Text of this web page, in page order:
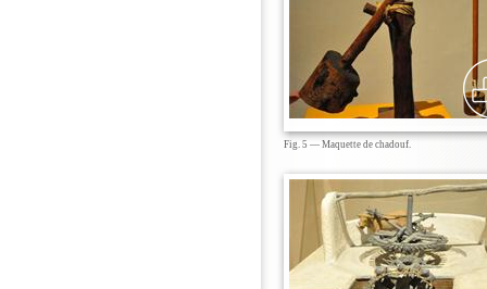
Fig. 5 — Maquette de chadouf.